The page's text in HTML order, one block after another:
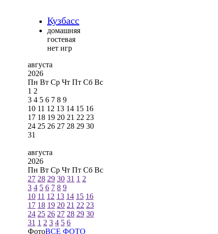
Кузбасс
домашняя
гостевая
нет игр
августа
2026
Пн Вт Ср Чт Пт Сб Вс
1 2
3 4 5 6 7 8 9
10 11 12 13 14 15 16
17 18 19 20 21 22 23
24 25 26 27 28 29 30
31
августа
2026
Пн Вт Ср Чт Пт Сб Вс
27 28 29 30 31 1 2
3 4 5 6 7 8 9
10 11 12 13 14 15 16
17 18 19 20 21 22 23
24 25 26 27 28 29 30
31 1 2 3 4 5 6
ФотоВСЕ ФОТО